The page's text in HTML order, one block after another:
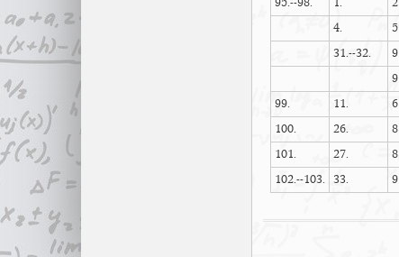
95.--98.
1. 2
4.
5
31.--32.
9
9
99.
11. 6
100.
26. 8
101.
27. 8
102.--103. 33. 9